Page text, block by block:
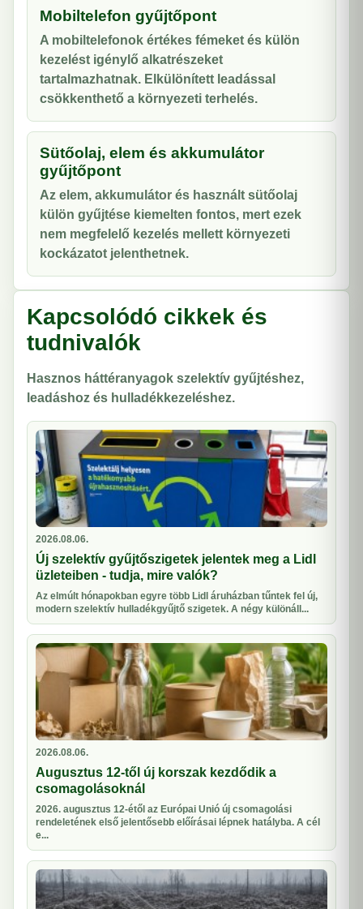
Mobiltelefon gyűjtőpont
A mobiltelefonok értékes fémeket és külön
kezelést igénylő alkatrészeket
tartalmazhatnak. Elkülönített leadással
csökkenthető a környezeti terhelés.
Sütőolaj, elem és akkumulátor
gyűjtőpont
Az elem, akkumulátor és használt sütőolaj
külön gyűjtése kiemelten fontos, mert ezek
nem megfelelő kezelés mellett környezeti
kockázatot jelenthetnek.
Kapcsolódó cikkek és
tudnivalók
Hasznos háttéranyagok szelektív gyűjtéshez,
leadáshoz és hulladékkezeléshez.
2026.08.06.
Új szelektív gyűjtőszigetek jelentek meg a Lidl
üzleteiben - tudja, mire valók?
Az elmúlt hónapokban egyre több Lidl áruházban tűntek fel új,
modern szelektív hulladékgyűjtő szigetek. A négy különáll...
2026.08.06.
Augusztus 12-től új korszak kezdődik a
csomagolásoknál
2026. augusztus 12-étől az Európai Unió új csomagolási
rendeletének első jelentősebb előírásai lépnek hatályba. A cél
e...